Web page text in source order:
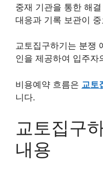
중재 기관을 통한 해
대응과 기록 보관이
교토집구하기는 분쟁
인을 제공하여 입주자
비용예약 흐름은 교토
니다.
교토집구
내용